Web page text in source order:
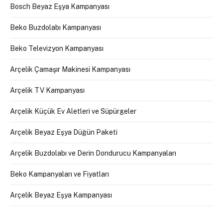
Bosch Beyaz Eşya Kampanyası
Beko Buzdolabı Kampanyası
Beko Televizyon Kampanyası
Arçelik Çamaşır Makinesi Kampanyası
Arçelik TV Kampanyası
Arçelik Küçük Ev Aletleri ve Süpürgeler
Arçelik Beyaz Eşya Düğün Paketi
Arçelik Buzdolabı ve Derin Dondurucu Kampanyaları
Beko Kampanyaları ve Fiyatları
Arçelik Beyaz Eşya Kampanyası